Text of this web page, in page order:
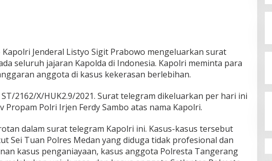
Kapolri Jenderal Listyo Sigit Prabowo mengeluarkan surat
seluruh jajaran Kapolda di Indonesia. Kapolri meminta para
anggota di kasus kekerasan berlebihan.
2162/X/HUK2.9/2021. Surat telegram dikeluarkan per hari ini
Propam Polri Irjen Ferdy Sambo atas nama Kapolri.
dalam surat telegram Kapolri ini. Kasus-kasus tersebut
Sei Tuan Polres Medan yang diduga tidak profesional dan
kasus penganiayaan, kasus anggota Polresta Tangerang